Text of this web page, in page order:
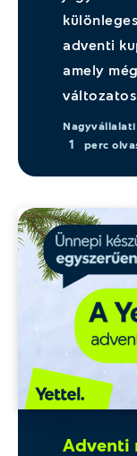
adventi
amely
1 perc
Adventi